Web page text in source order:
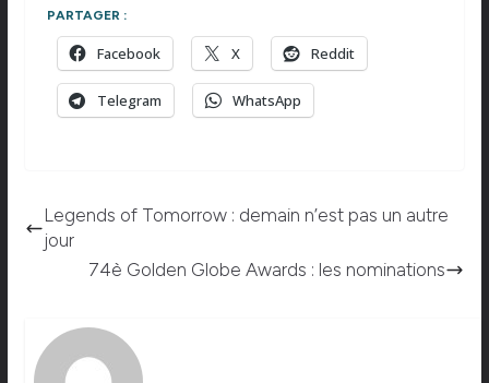
PARTAGER :
Facebook X Reddit
Telegram WhatsApp
Legends of Tomorrow : demain n’est pas un autre
jour
74è Golden Globe Awards : les nominations